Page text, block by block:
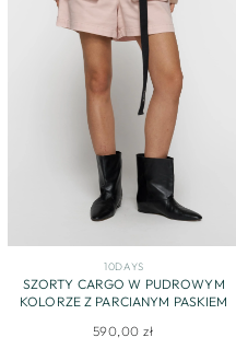
10DAYS
SZORTY CARGO W PUDROWYM
KOLORZE Z PARCIANYM PASKIEM
590,00 zł